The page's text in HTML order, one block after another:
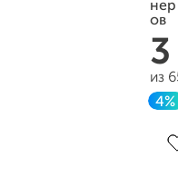
из
4%